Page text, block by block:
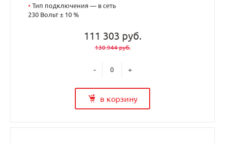
• Тип подключения — в сеть
230 Вольт ± 10 %
111 303 руб.
130 944 руб.
- +
в корзину